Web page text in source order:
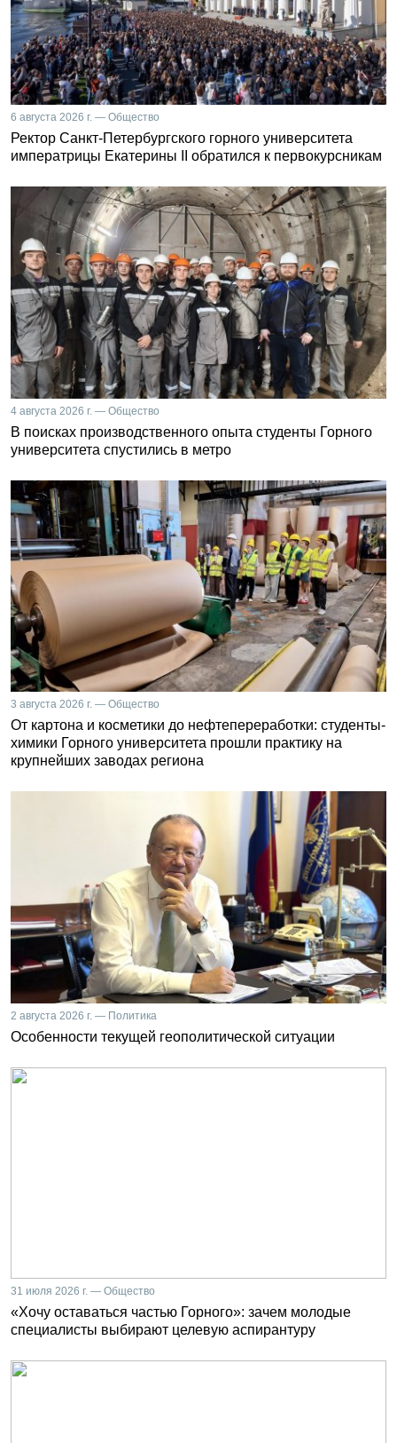
6 августа 2026 г. — Общество
Ректор Санкт-Петербургского горного университета
императрицы Екатерины II обратился к первокурсникам
4 августа 2026 г. — Общество
В поисках производственного опыта студенты Горного
университета спустились в метро
3 августа 2026 г. — Общество
От картона и косметики до нефтепереработки: студенты-
химики Горного университета прошли практику на
крупнейших заводах региона
2 августа 2026 г. — Политика
Особенности текущей геополитической ситуации
31 июля 2026 г. — Общество
«Хочу оставаться частью Горного»: зачем молодые
специалисты выбирают целевую аспирантуру